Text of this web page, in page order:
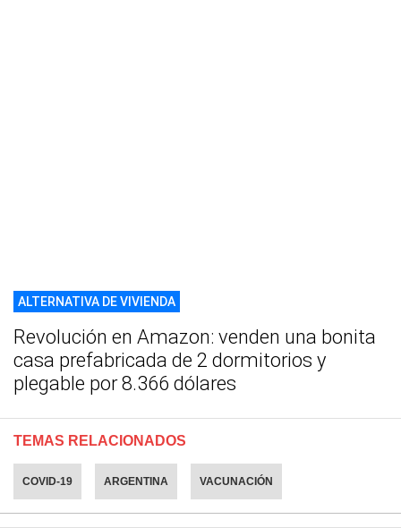
ALTERNATIVA DE VIVIENDA
Revolución en Amazon: venden una bonita
casa prefabricada de 2 dormitorios y
plegable por 8.366 dólares
TEMAS RELACIONADOS
COVID-19 ARGENTINA VACUNACIÓN